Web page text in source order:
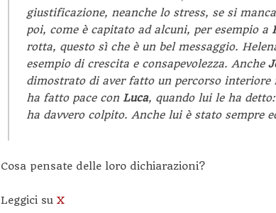
giustificazione, neanche lo stress, se si
poi, come è capitato ad alcuni, per esempio a
rotta, questo sì che è un bel messaggio.
esempio di crescita e consapevolezza. Anche
dimostrato di aver fatto un percorso
ha fatto pace con Luca, quando lui le ha
ha davvero colpito. Anche lui è stato sempre
Cosa pensate delle loro dichiarazioni?
Leggici su X